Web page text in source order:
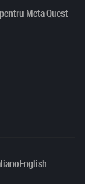
Meta Quest
English